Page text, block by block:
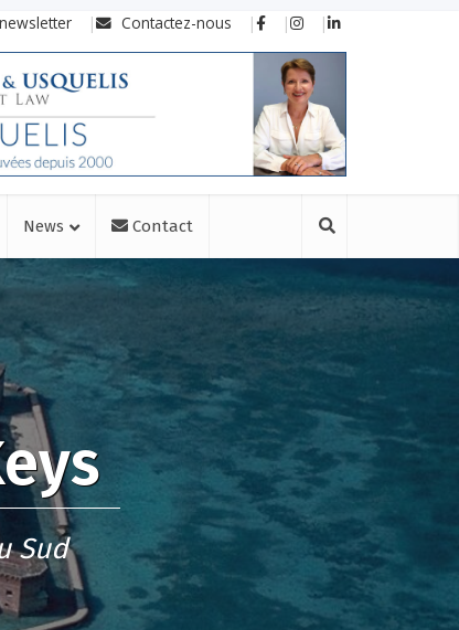
Contactez-nous
News Contact
Sud